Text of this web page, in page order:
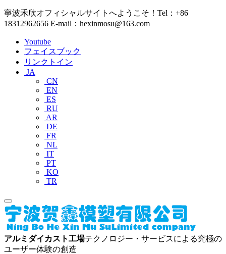
寧波禾欣オフィシャルサイトへようこそ！Tel：+86
18312962656 E-mail：hexinmosu@163.com
Youtube
フェイスブック
リンクトイン
JA
CN
EN
ES
RU
AR
DE
FR
NL
IT
PT
KO
TR
アルミダイカスト工場テクノロジー・サービスによる究極の
ユーザー体験の創造